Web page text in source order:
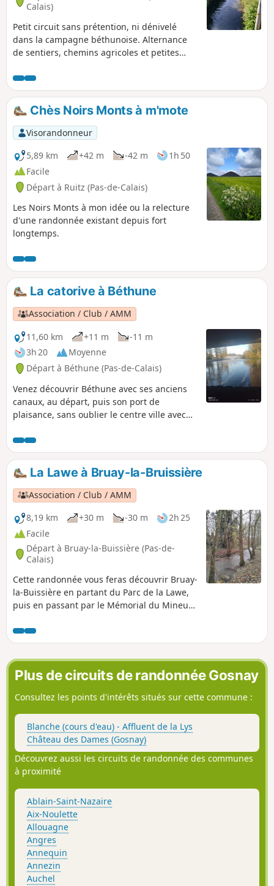
Calais)
Petit circuit sans prétention, ni dénivelé
dans la campagne béthunoise. Alternance
de sentiers, chemins agricoles et petites
Chès Noirs Monts à m'mote
Visorandonneur
5,89 km
+42 m -42 m
1h 50
Facile
Départ à Ruitz (Pas-de-Calais)
Les Noirs Monts à mon idée ou la relecture
d'une randonnée existant depuis fort
longtemps.
La catorive à Béthune
Association / Club / AMM
11,60 km
+11 m
-11 m
3h 20
Moyenne
Départ à Béthune (Pas-de-Calais)
Venez découvrir Béthune avec ses anciens
canaux, au départ, puis son port de
plaisance, sans oublier le centre ville avec
La Lawe à Bruay-la-Bruissière
Association / Club / AMM
8,19 km
+30 m -30 m
2h 25
Facile
Départ à Bruay-la-Buissière (Pas-de-
Calais)
Cette randonnée vous feras découvrir Bruay-
la-Buissière en partant du Parc de la Lawe,
puis en passant par le Mémorial du Mineur
nom à la fusion de Bruay-en-Artois et de la
Buissiere, qui a eu lieu en 1987.
Plus de circuits de randonnée Gosnay
Consultez les points d'intérêts situés sur cette commune :
Blanche (cours d'eau) - Affluent de la Lys
Château des Dames (Gosnay)
Découvrez aussi les circuits de randonnée des communes
à proximité
Ablain-Saint-Nazaire
Aix-Noulette
Allouagne
Angres
Annequin
Annezin
Auchel